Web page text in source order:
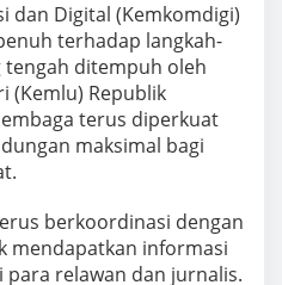
dan Digital (Kemkomdigi)
terhadap langkah-
ditempuh oleh
(Kemlu) Republik
terus diperkuat
maksimal bagi
berkoordinasi dengan
mendapatkan informasi
relawan dan jurnalis.